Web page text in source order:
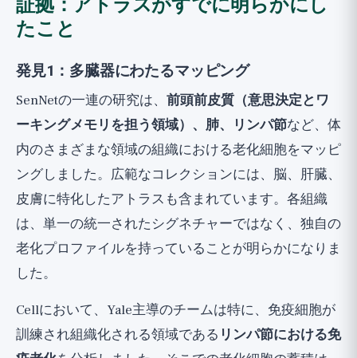
たこと
発見1：多臓器にわたるマッピング
SenNetの一連の研究は、 前頭前皮質（意思決定とワ
ーキングメモリを担う領域）、肺、リンパ節など、体
内のさまざまな領域の組織における老化細胞をマッピ
ングしました。広範なコレクションには、脳、肝臓、
皮膚に特化したアトラスも含まれています。各組織
は、単一の統一されたシグネチャーではなく、独自の
老化プロファイルを持っていることが明らかになりま
した。
Cellにおいて、Yale主導のチームは特に、免疫細胞が
訓練され組織化される領域である リンパ節における免